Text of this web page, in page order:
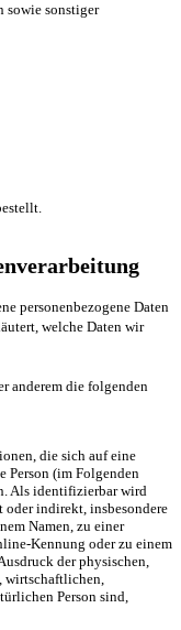
sowie sonstiger
personenbezogene Daten
welche Daten wir
anderem die folgenden
die sich auf eine
(im Folgenden
Als identifizierbar wird
oder indirekt, insbesondere
Namen, zu einer
Kennung oder zu einem
der physischen,
wirtschaftlichen,
Person sind,